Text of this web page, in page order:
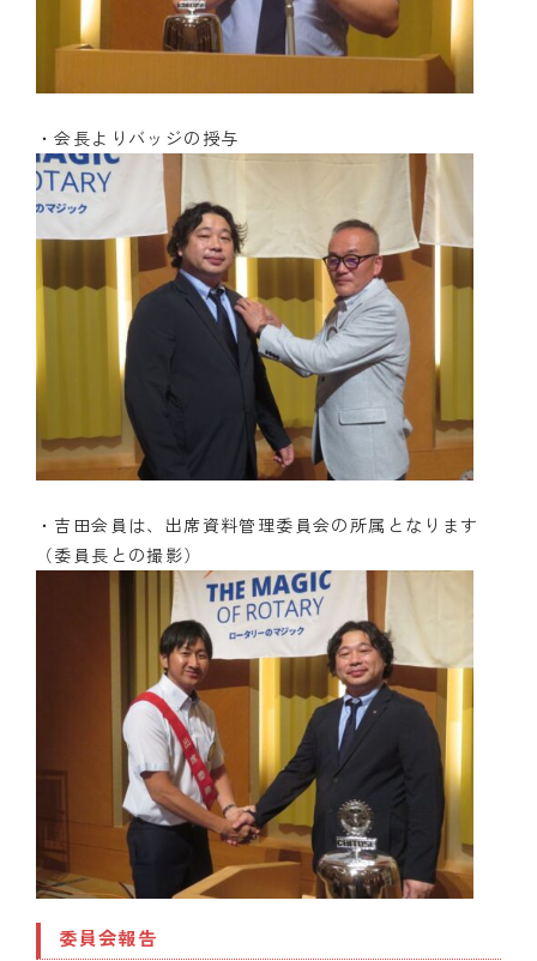
・会長よりバッジの授与
・吉田会員は、出席資料管理委員会の所属となります
（委員長との撮影）
委員会報告